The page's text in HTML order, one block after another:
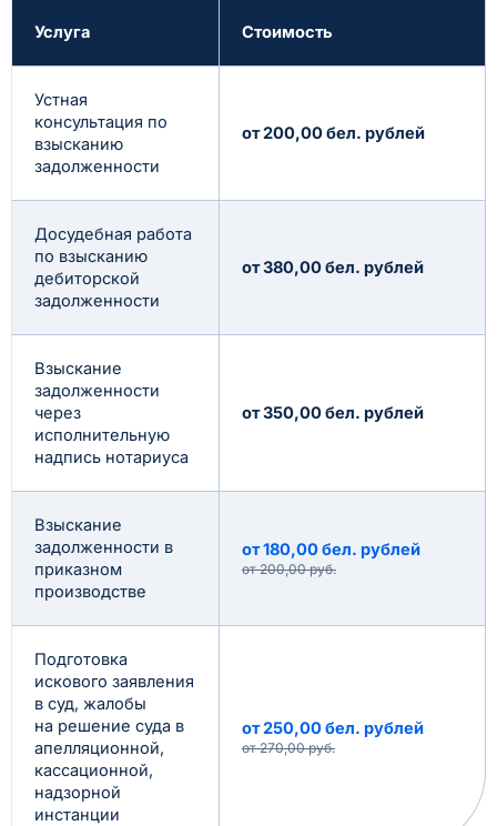
Услуга Стоимость
Устная
консультация по
взысканию
задолженности
от 200,00 бел. рублей
Досудебная работа
по взысканию
дебиторской
задолженности
от 380,00 бел. рублей
Взыскание
задолженности
через
исполнительную
надпись нотариуса
от 350,00 бел. рублей
Взыскание
задолженности в
приказном
производстве
от 180,00 бел. рублей
от 200,00 руб.
Подготовка
искового заявления
в суд, жалобы
на решение суда в
апелляционной,
кассационной,
надзорной
инстанции
от 250,00 бел. рублей
от 270,00 руб.